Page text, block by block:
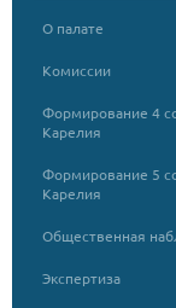
О палате
Комиссии
Формирование 4
Карелия
Формирование 5
Карелия
Общественная
Экспертиза